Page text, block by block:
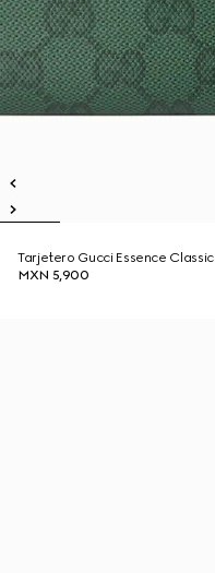
Tarjetero Gucci Essence Classic
MXN 5,900